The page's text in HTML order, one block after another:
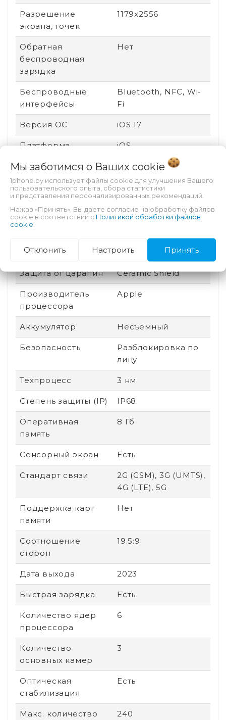
Разрешение
экрана, точек
1179x2556
Обратная
беспроводная
зарядка
Нет
Беспроводные
интерфейсы
Bluetooth, NFC, Wi-
Fi
Версия ОС iOS 17
Платформа iOS
Технология экрана OLED
Вид устройства Новый
Ударопрочный
корпус
Нет
влагозащита
Защита от царапин Ceramic Shield
Производитель
процессора
Apple
Аккумулятор Несъемный
Безопасность
Разблокировка по
лицу
Техпроцесс 3 нм
Степень защиты (IP) IP68
Оперативная
память
8 Гб
Сенсорный экран Есть
Стандарт связи
2G (GSM), 3G (UMTS),
4G (LTE), 5G
Поддержка карт
памяти
Нет
Соотношение
сторон
19.5:9
Дата выхода 2023
Быстрая зарядка Есть
Количество ядер
процессора
6
Количество
основных камер
3
Оптическая
стабилизация
Есть
Макс. количество
240
Мы заботимся о Ваших cookie
1phone.by использует файлы cookie для улучшения Вашего
пользовательского опыта, сбора статистики
и представления персонализированных рекомендаций.
Нажав «Принять», Вы даете согласие на обработку файлов
cookie в соответствии с Политикой обработки файлов
cookie
Отклонить Настроить Принять